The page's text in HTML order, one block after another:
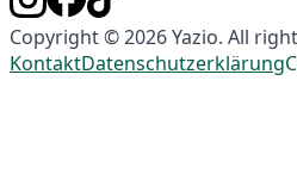
Copyright © 2026 Yazio. All
KontaktDatenschutzerklärung